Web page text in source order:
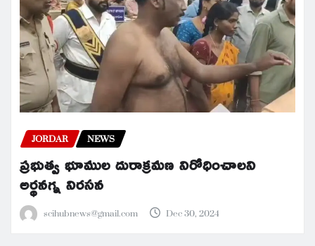
JORDAR NEWS
ప్రభుత్వ భూముల దురాక్రమణ నిరోధించాలని
అర్థనగ్న నిరసన
scihubnews@gmail.com Dec 30, 2024